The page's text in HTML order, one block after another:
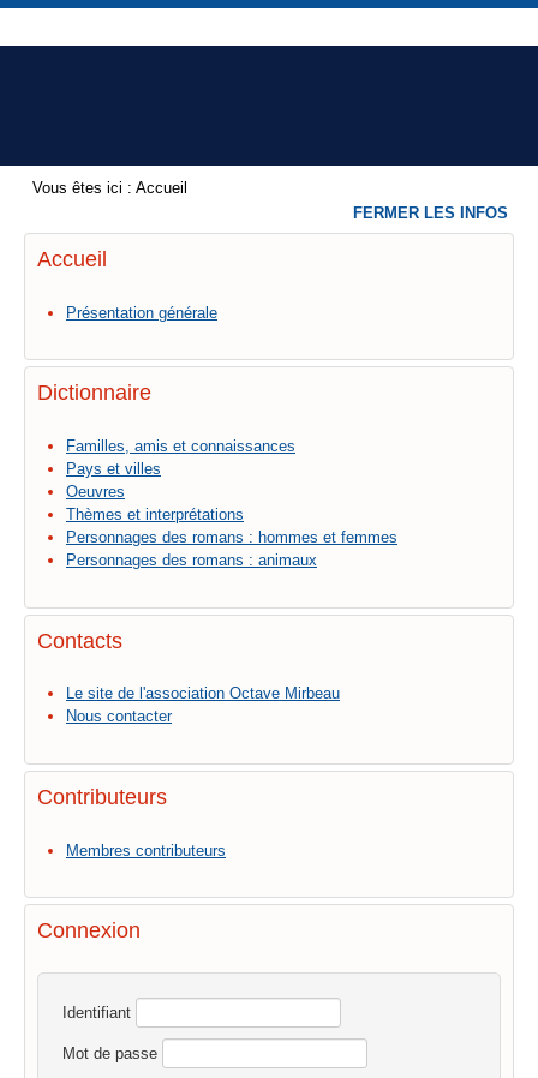
Vous êtes ici : Accueil
Accueil
Présentation générale
Dictionnaire
Familles, amis et connaissances
Pays et villes
Oeuvres
Thèmes et interprétations
Personnages des romans : hommes et femmes
Personnages des romans : animaux
Contacts
Le site de l'association Octave Mirbeau
Nous contacter
Contributeurs
Membres contributeurs
Connexion
Identifiant
Mot de passe
FERMER LES INFOS